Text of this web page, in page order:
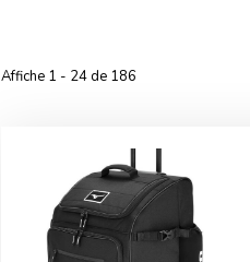
Affiche 1 - 24 de 186